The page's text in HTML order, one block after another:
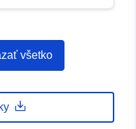
všetko